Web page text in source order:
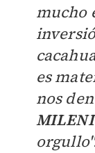
mucho
es
nos